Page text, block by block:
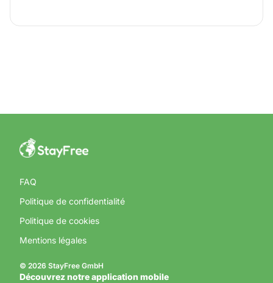
FAQ
Politique de confidentialité
Politique de cookies
Mentions légales
© 2026 StayFree GmbH
Découvrez notre application mobile